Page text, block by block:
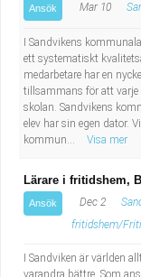
Ansök Mar 10
I Sandvikens
ett systematiskt
medarbetare har en
tillsammans för att varje
skolan. Sandvikens
elev har sin egen dator.
kommun...
Visa mer
Lärare i fritidshem,
Ansök Dec 2
fritidshem/
I Sandviken är världen
varandra bättre. Som